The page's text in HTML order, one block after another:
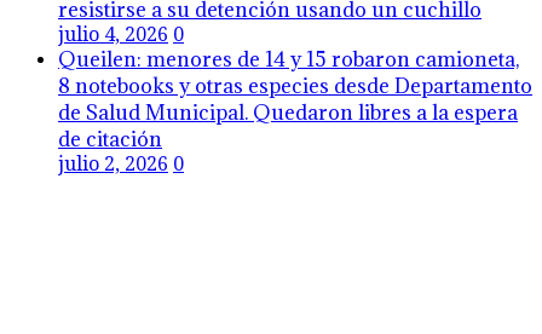
resistirse a su detención usando un cuchillo
julio 4, 2026 0
Queilen: menores de 14 y 15 robaron camioneta,
8 notebooks y otras especies desde Departamento
de Salud Municipal. Quedaron libres a la espera
de citación
julio 2, 2026 0